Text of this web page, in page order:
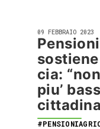
09 FEBBRAIO 2023
cia:
piu’